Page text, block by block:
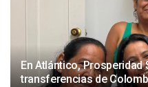
En Atlántico,
transferencias de